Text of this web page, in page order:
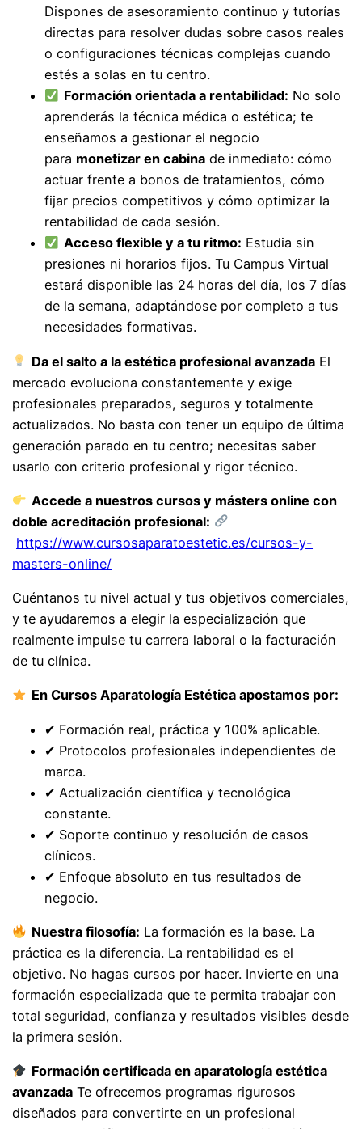
Dispones de asesoramiento continuo y tutorías
directas para resolver dudas sobre casos reales
o configuraciones técnicas complejas cuando
estés a solas en tu centro.
Formación orientada a rentabilidad: No solo
aprenderás la técnica médica o estética; te
enseñamos a gestionar el negocio
para monetizar en cabina de inmediato: cómo
actuar frente a bonos de tratamientos, cómo
fijar precios competitivos y cómo optimizar la
rentabilidad de cada sesión.
Acceso flexible y a tu ritmo: Estudia sin
presiones ni horarios fijos. Tu Campus Virtual
estará disponible las 24 horas del día, los 7 días
de la semana, adaptándose por completo a tus
necesidades formativas.
Da el salto a la estética profesional avanzadaEl
mercado evoluciona constantemente y exige
profesionales preparados, seguros y totalmente
actualizados. No basta con tener un equipo de última
generación parado en tu centro; necesitas saber
usarlo con criterio profesional y rigor técnico.
Accede a nuestros cursos y másters online con
doble acreditación profesional:
https://www.cursosaparatoestetic.es/cursos-y-
masters-online/
Cuéntanos tu nivel actual y tus objetivos comerciales,
y te ayudaremos a elegir la especialización que
realmente impulse tu carrera laboral o la facturación
de tu clínica.
En Cursos Aparatología Estética apostamos por:
✔ Formación real, práctica y 100% aplicable.
✔ Protocolos profesionales independientes de
marca.
✔ Actualización científica y tecnológica
constante.
✔ Soporte continuo y resolución de casos
clínicos.
✔ Enfoque absoluto en tus resultados de
negocio.
Nuestra filosofía: La formación es la base. La
práctica es la diferencia. La rentabilidad es el
objetivo. No hagas cursos por hacer. Invierte en una
formación especializada que te permita trabajar con
total seguridad, confianza y resultados visibles desde
la primera sesión.
Formación certificada en aparatología estética
avanzada Te ofrecemos programas rigurosos
diseñados para convertirte en un profesional